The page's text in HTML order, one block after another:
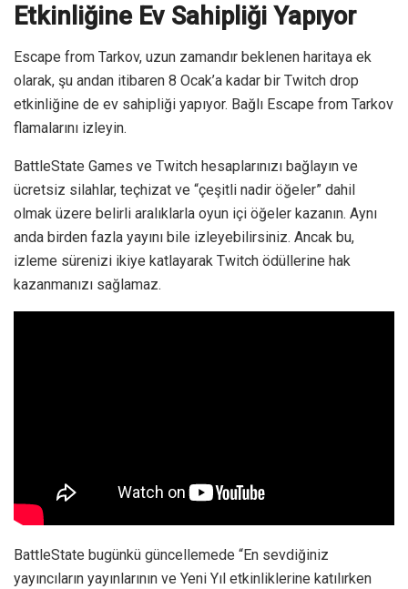
Etkinliğine Ev Sahipliği Yapıyor
Escape from Tarkov, uzun zamandır beklenen haritaya ek
olarak, şu andan itibaren 8 Ocak’a kadar bir Twitch drop
etkinliğine de ev sahipliği yapıyor. Bağlı Escape from Tarkov
flamalarını izleyin.
BattleState Games ve Twitch hesaplarınızı bağlayın ve
ücretsiz silahlar, teçhizat ve “çeşitli nadir öğeler” dahil
olmak üzere belirli aralıklarla oyun içi öğeler kazanın. Aynı
anda birden fazla yayını bile izleyebilirsiniz. Ancak bu,
izleme sürenizi ikiye katlayarak Twitch ödüllerine hak
kazanmanızı sağlamaz.
BattleState bugünkü güncellemede “En sevdiğiniz
yayıncıların yayınlarının ve Yeni Yıl etkinliklerine katılırken